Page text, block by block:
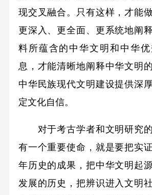
现交叉融合。只有这样，才能
更深入、更全面、更系统地阐
料所蕴含的中华文明和中华
息，才能清晰地阐释中华文明
中华民族现代文明建设提供深
定文化自信。
对于考古学者和文明研究的
有一个重要使命，就是要把实
年历史的成果，把中华文明起
发展的历史，把辨识进入文明